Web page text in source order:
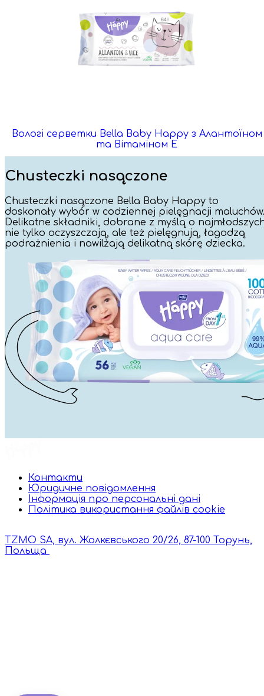
Вологі серветки Bella Baby Happy з Алантоїном
та Вітаміном Е
Chusteczki nasączone
Chusteczki nasączone Bella Baby Happy to
doskonały wybór w codziennej pielęgnacji maluchów.
Delikatne składniki, dobrane z myślą o
nie tylko oczyszczają, ale też pielęgnują, łagodzą
podrażnienia i nawilżają delikatną skórę dziecka.
Контакти
Юридичне повідомлення
Інформація про персональні дані
Політика використання файлів cookie
TZMO SA, вул. Жолкєвського 20/26, 87-100 Торунь,
Польща